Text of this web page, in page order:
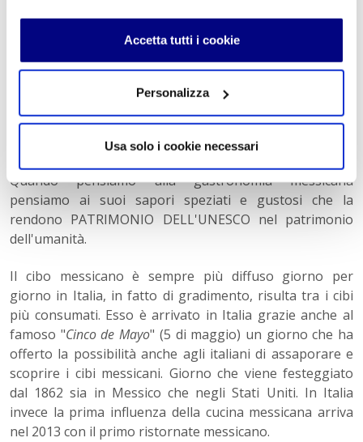
Accetta tutti i cookie
Personalizza
Usa solo i cookie necessari
offrono menu tipici conburritos, nachos, tacos
messicana. Soprattutto a causa della pandemia Covid,
Domino’s Pizza
(famosa per la pizza
Cucina messicana
Quando pensiamo alla gastronomia messicana
pensiamo ai suoi sapori speziati e gustosi che la
rendono PATRIMONIO DELL'UNESCO nel patrimonio
dell'umanità.
Il cibo messicano è sempre più diffuso giorno per
giorno in Italia, in fatto di gradimento, risulta tra i cibi
più consumati. Esso è arrivato in Italia grazie anche al
famoso "Cinco de Mayo" (5 di maggio) un giorno che ha
offerto la possibilità anche agli italiani di assaporare e
scoprire i cibi messicani. Giorno che viene festeggiato
dal 1862 sia in Messico che negli Stati Uniti. In Italia
invece la prima influenza della cucina messicana arriva
nel 2013 con il primo ristornate messicano.